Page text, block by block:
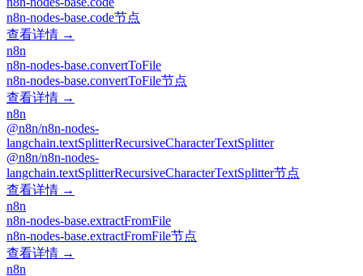
n8n-nodes-base.code节点
查看详情 →
n8n
n8n-nodes-base.convertToFile
n8n-nodes-base.convertToFile节点
查看详情 →
n8n
@n8n/n8n-nodes-
langchain.textSplitterRecursiveCharacterTextSplitter
@n8n/n8n-nodes-
langchain.textSplitterRecursiveCharacterTextSplitter节点
查看详情 →
n8n
n8n-nodes-base.extractFromFile
n8n-nodes-base.extractFromFile节点
查看详情 →
n8n